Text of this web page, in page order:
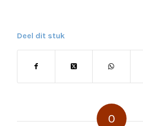
Deel dit stuk
0